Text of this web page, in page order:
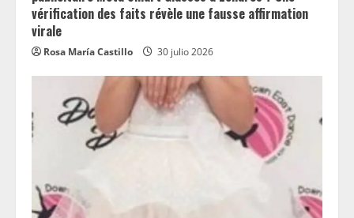
vérification des faits révèle une fausse affirmation
virale
Rosa María Castillo 30 julio 2026